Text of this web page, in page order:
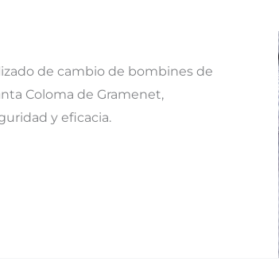
de cambio de bombines de
Coloma de Gramenet,
y eficacia.